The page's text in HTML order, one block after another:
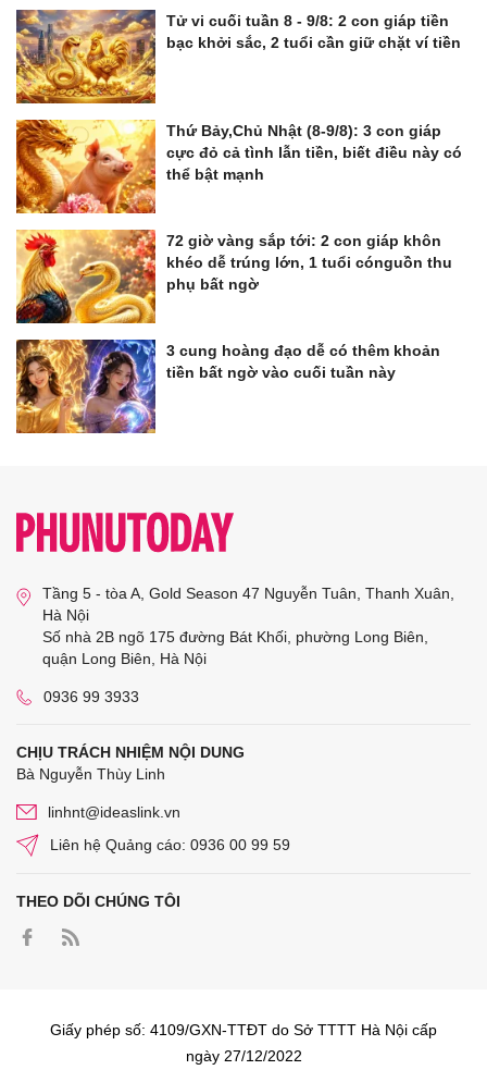
Tử vi cuối tuần 8 - 9/8: 2 con giáp tiền
bạc khởi sắc, 2 tuổi cần giữ chặt ví tiền
Thứ Bảy,Chủ Nhật (8-9/8): 3 con giáp
cực đỏ cả tình lẫn tiền, biết điều này có
thể bật mạnh
72 giờ vàng sắp tới: 2 con giáp khôn
khéo dễ trúng lớn, 1 tuổi cónguồn thu
phụ bất ngờ
3 cung hoàng đạo dễ có thêm khoản
tiền bất ngờ vào cuối tuần này
Tầng 5 - tòa A, Gold Season 47 Nguyễn Tuân, Thanh Xuân,
Hà Nội
Số nhà 2B ngõ 175 đường Bát Khối, phường Long Biên,
quận Long Biên, Hà Nội
0936 99 3933
CHỊU TRÁCH NHIỆM NỘI DUNG
Bà Nguyễn Thùy Linh
linhnt@ideaslink.vn
Liên hệ Quảng cáo: 0936 00 99 59
THEO DÕI CHÚNG TÔI
Giấy phép số: 4109/GXN-TTĐT do Sở TTTT Hà Nội cấp
ngày 27/12/2022